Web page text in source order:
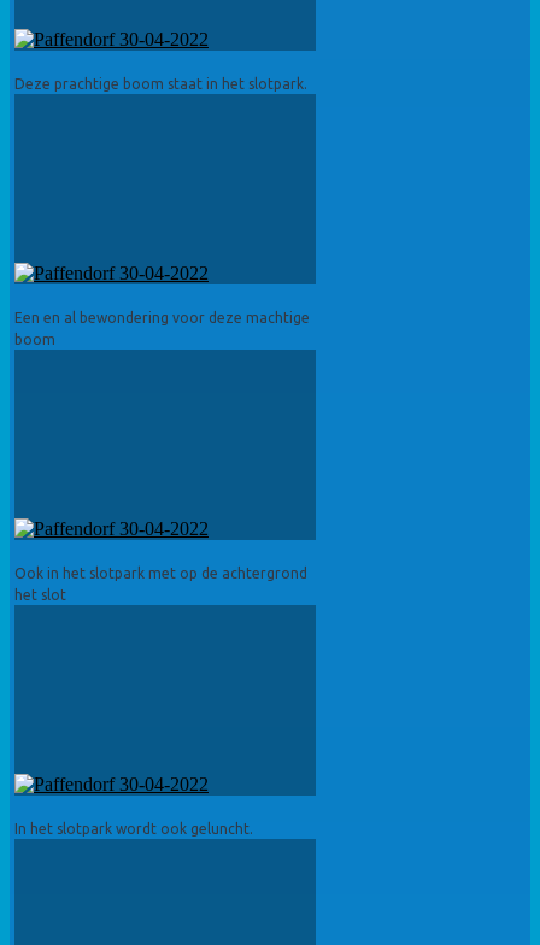
Deze prachtige boom staat in het slotpark.
Een en al bewondering voor deze machtige
boom
Ook in het slotpark met op de achtergrond
het slot
In het slotpark wordt ook geluncht.